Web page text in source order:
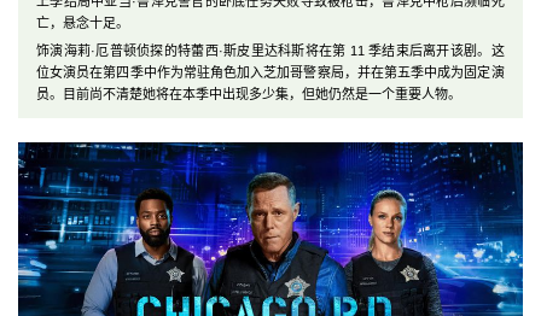
亡，悬念十足。
饰演海莉·厄普顿侦探的特蕾西·斯皮里达科斯将在第 11 季结束后离开该剧。这
位女演员在第四季中作为常驻角色加入芝加哥警察局，并在第五季中成为固定演
员。目前尚不清楚她将在本季中出现多少集，但她仍然是一个重要人物。